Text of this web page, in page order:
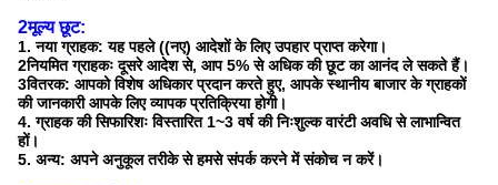
2मूल्य छूट:
1. नया ग्राहक: यह पहले ((नए) आदेशों के लिए उपहार प्राप्त करेगा।
2नियमित ग्राहकः दूसरे आदेश से, आप 5% से अधिक की छूट का आनंद ले सकते हैं।
3वितरक: आपको विशेष अधिकार प्रदान करते हुए, आपके स्थानीय बाजार के ग्राहकों
की जानकारी आपके लिए व्यापक प्रतिक्रिया होगी।
4. ग्राहक की सिफारिशः विस्तारित 1~3 वर्ष की निःशुल्क वारंटी अवधि से लाभान्वित
हों।
5. अन्य: अपने अनुकूल तरीके से हमसे संपर्क करने में संकोच न करें।